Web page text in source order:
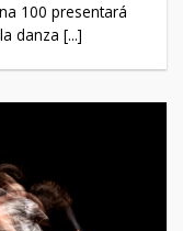
100 presentará
danza [...]